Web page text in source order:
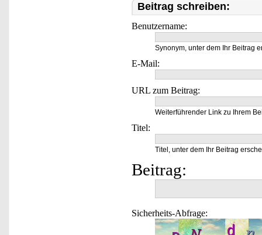
Beitrag schreiben:
Benutzername:
Synonym, unter dem Ihr Beitrag
E-Mail:
URL zum Beitrag:
Weiterführender Link zu Ihrem
Titel:
Titel, unter dem Ihr Beitrag
Beitrag:
Sicherheits-Abfrage: